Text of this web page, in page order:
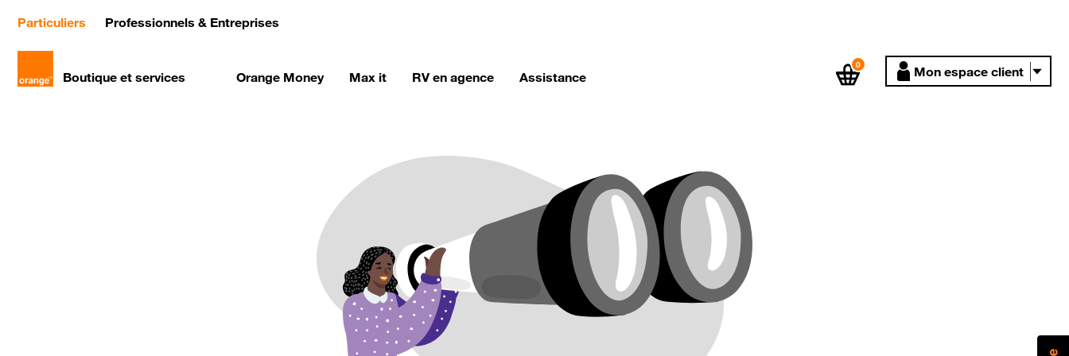
Particuliers (current)
Professionnels & Entreprises
Boutique et services Orange Money Max it RV en agence Assistance
0 Mon espace client